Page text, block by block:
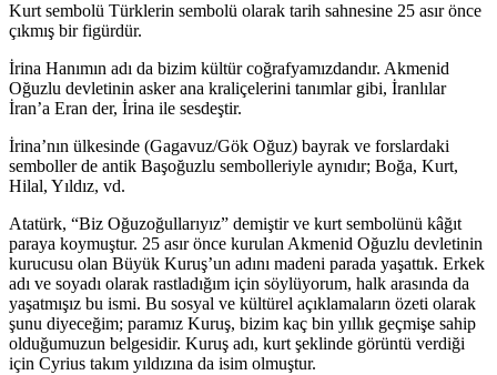
Kurt sembolü Türklerin sembolü olarak tarih sahnesine 25 asır önce
çıkmış bir figürdür.
İrina Hanımın adı da bizim kültür coğrafyamızdandır. Akmenid
Oğuzlu devletinin asker ana kraliçelerini tanımlar gibi, İranlılar
İran’a Eran der, İrina ile sesdeştir.
İrina’nın ülkesinde (Gagavuz/Gök Oğuz) bayrak ve forslardaki
semboller de antik Başoğuzlu sembolleriyle aynıdır; Boğa, Kurt,
Hilal, Yıldız, vd.
Atatürk, “Biz Oğuzoğullarıyız” demiştir ve kurt sembolünü kâğıt
paraya koymuştur. 25 asır önce kurulan Akmenid Oğuzlu devletinin
kurucusu olan Büyük Kuruş’un adını madeni parada yaşattık. Erkek
adı ve soyadı olarak rastladığım için söylüyorum, halk arasında da
yaşatmışız bu ismi. Bu sosyal ve kültürel açıklamaların özeti olarak
şunu diyeceğim; paramız Kuruş, bizim kaç bin yıllık geçmişe sahip
olduğumuzun belgesidir. Kuruş adı, kurt şeklinde görüntü verdiği
için Cyrius takım yıldızına da isim olmuştur.